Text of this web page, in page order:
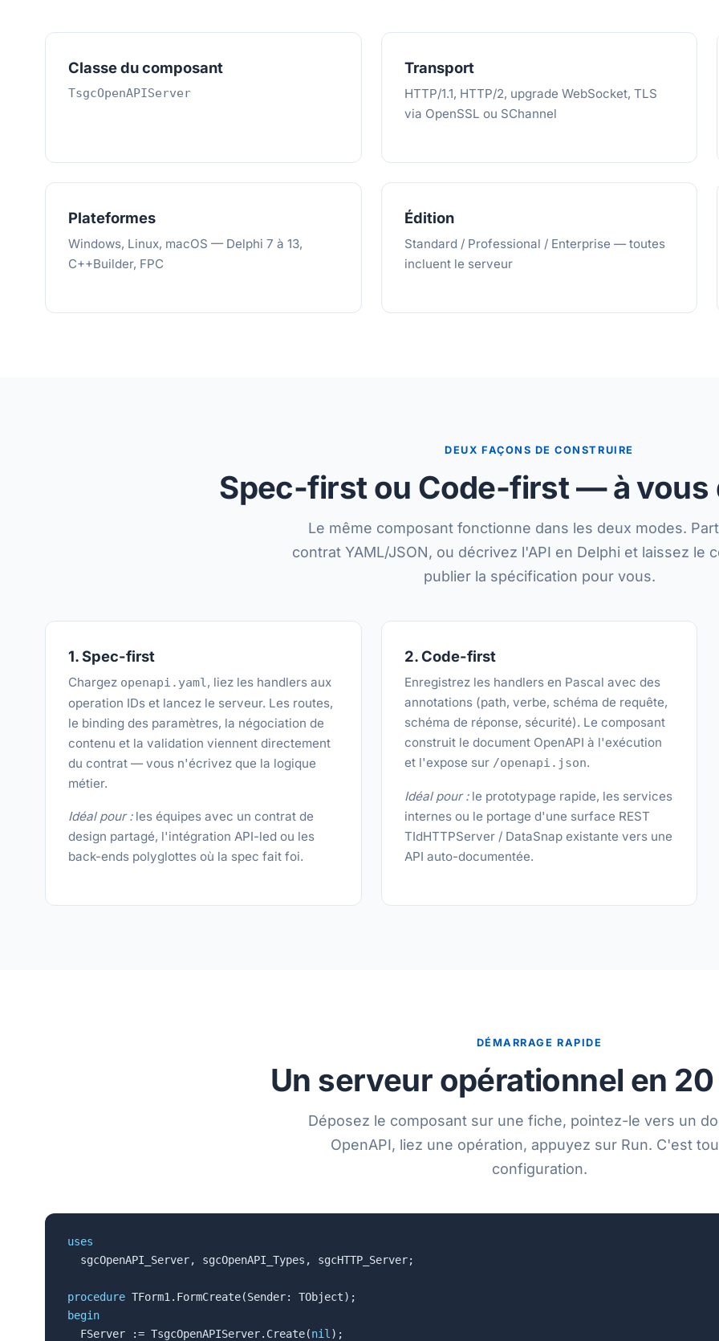
Classe du composant
TsgcOpenAPIServer
Transport
HTTP/1.1, HTTP/2, upgrade WebSocket, TLS
via OpenSSL ou SChannel
Plateformes
Windows, Linux, macOS — Delphi 7 à 13,
C++Builder, FPC
Édition
Standard / Professional / Enterprise — toutes
incluent le serveur
DEUX FAÇONS DE CONSTRUIRE
Spec-first ou Code-first — à vous
Le même composant fonctionne dans les deux modes.
contrat YAML/JSON, ou décrivez l'API en Delphi et laissez le
publier la spécification pour vous.
1. Spec-first
Chargez openapi.yaml, liez les handlers aux
operation IDs et lancez le serveur. Les routes,
le binding des paramètres, la négociation de
contenu et la validation viennent directement
du contrat — vous n'écrivez que la logique
métier.
Idéal pour :les équipes avec un contrat de
design partagé, l'intégration API-led ou les
back-ends polyglottes où la spec fait foi.
2. Code-first
Enregistrez les handlers en Pascal avec des
annotations (path, verbe, schéma de requête,
schéma de réponse, sécurité). Le composant
construit le document OpenAPI à l'exécution
et l'expose sur /openapi.json.
Idéal pour :le prototypage rapide, les services
internes ou le portage d'une surface REST
TIdHTTPServer / DataSnap existante vers une
API auto-documentée.
DÉMARRAGE RAPIDE
Un serveur opérationnel en
Déposez le composant sur une fiche, pointez-le vers un
OpenAPI, liez une opération, appuyez sur Run. C'est
configuration.
uses
sgcOpenAPI_Server, sgcOpenAPI_Types, sgcHTTP_Server;
procedure
begin
FServer := TsgcOpenAPIServer.Create(nil );